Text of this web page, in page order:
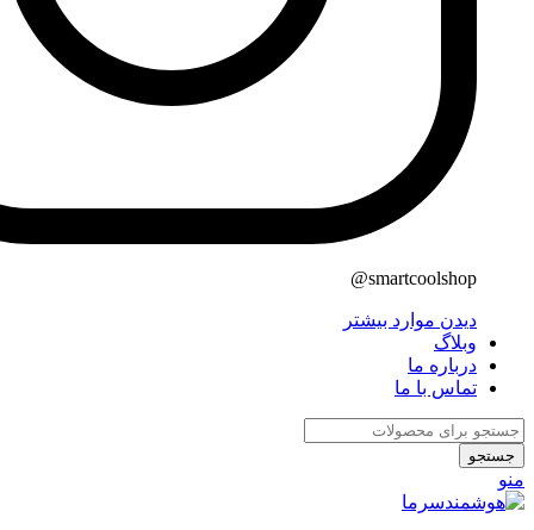
smartcoolshop@
دیدن موارد بیشتر
وبلاگ
درباره ما
تماس با ما
جستجو
منو